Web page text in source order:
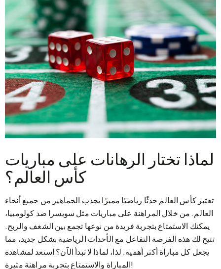
لماذا تختار الرهانات على مباريات
كأس العالم؟
تعتبر كأس العالم حدثًا رياضيًا مميزًا يجذب الجماهير من جميع أنحاء
العالم. من خلال المراهنة على مباريات مثل سويسرا ضد كولومبيا،
يمكنك الاستمتاع بتجربة فريدة من نوعها تجمع بين الشغف والربح.
تتيح لك هذه الفرصة التفاعل مع الأحداث الرياضية بشكل جديد، مما
يجعل كل مباراة أكثر أهمية. لذا، لماذا لا تبدأ الآن؟ استعد لمشاهدة
المباراة والاستمتاع بتجربة مراهنة مثيرة!